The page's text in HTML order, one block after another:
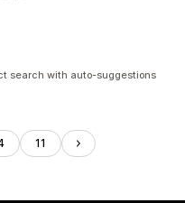
search with auto-suggestions
11